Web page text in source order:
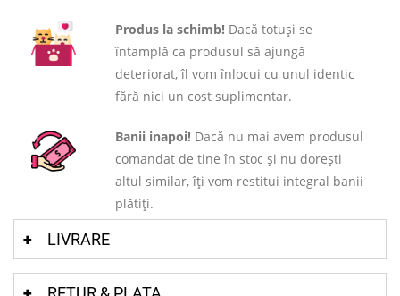
Produs la schimb! Dacă totuși se
întamplă ca produsul să ajungă
deteriorat, îl vom înlocui cu unul identic
fără nici un cost suplimentar.
Banii inapoi! Dacă nu mai avem produsul
comandat de tine în stoc și nu dorești
altul similar, îți vom restitui integral banii
plătiți.
LIVRARE